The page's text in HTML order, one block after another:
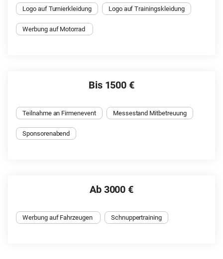
Logo auf Turnierkleidung Logo auf Trainingskleidung
Werbung auf Motorrad
Bis 1500 €
Teilnahme an Firmenevent Messestand Mitbetreuung
Sponsorenabend
Ab 3000 €
Werbung auf Fahrzeugen Schnuppertraining